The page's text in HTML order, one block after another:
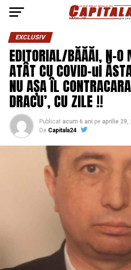
EXCLUSIV
EDITORIAL/BĂĂĂI, N-
ATÂT CU COVID-ul
NU AȘA ÎL
DRACU’, CU ZILE !!
Publicat acum 6 ani pe aprilie 29,
De Capitala24